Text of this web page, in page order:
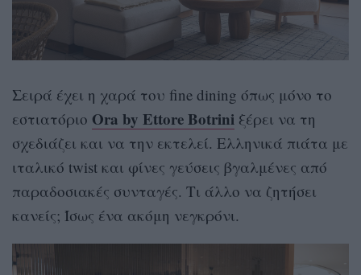
Σειρά έχει η χαρά του fine dining όπως μόνο το
εστιατόριο Ora by Ettore Botrini ξέρει να τη
σχεδιάζει και να την εκτελεί. Ελληνικά πιάτα με
ιταλικό twist και φίνες γεύσεις βγαλμένες από
παραδοσιακές συνταγές. Τι άλλο να ζητήσει
κανείς; Ίσως ένα ακόμη νεγκρόνι.